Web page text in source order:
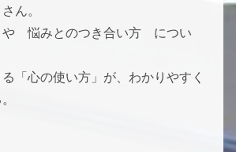
ん。
悩みとのつき合い方 につい
「心の使い方」が、わかりやすく